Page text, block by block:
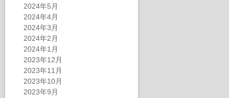
2024年5月
2024年4月
2024年3月
2024年2月
2024年1月
2023年12月
2023年11月
2023年10月
2023年9月